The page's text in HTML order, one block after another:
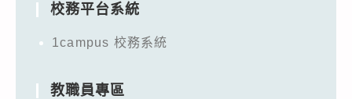
校務平台系統
1campus 校務系統
教職員專區